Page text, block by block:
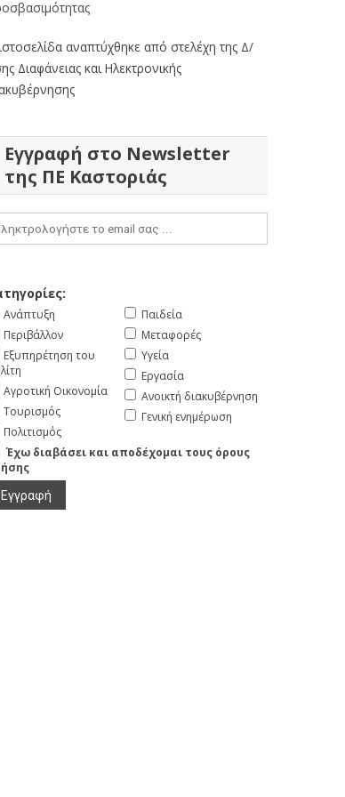
αναπτύχθηκε από στελέχη της Δ/
Διαφάνειας και Ηλεκτρονικής
Εγγραφή στο Newsletter
της ΠΕ Καστοριάς
Ανάπτυξη
Περιβάλλον
Εξυπηρέτηση του
Αγροτική Οικονομία
Τουρισμός
Πολιτισμός
Παιδεία
Μεταφορές
Υγεία
Εργασία
Ανοικτή διακυβέρνηση
Γενική ενημέρωση
Έχω διαβάσει και αποδέχομαι τους όρους